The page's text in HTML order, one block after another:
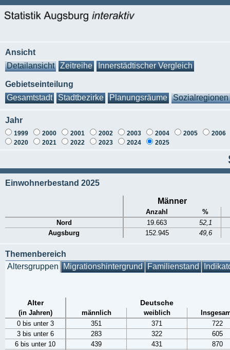
Ansicht
Detailansicht
Zeitreihe Innerstädtischer Vergleich
Gebietseinteilung
Gesamtstadt
Stadtbezirke Planungsräume Sozialregionen
Jahr
1999 2000 2001 2002 2003 2004 2005
2006
2020
2021 2022 2023 2024 2025
Einwohnerbestand 2025
Männer
Anzahl
%
Nord
19.663
52,1
Augsburg
152.945 49,6
Themenbereich
Altersgruppen Migrationshintergrund Familienstand
Alter Deutsche
(in Jahren) männlich weiblich
0 bis unter 3
351 371
722
3 bis unter 6
283 322
605
6 bis unter 10
439 431
870